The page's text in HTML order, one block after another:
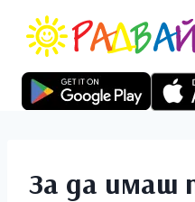
За да имаш